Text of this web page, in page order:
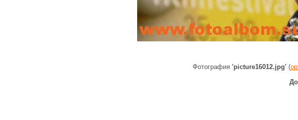
Фотография 'picture16012.jpg' (